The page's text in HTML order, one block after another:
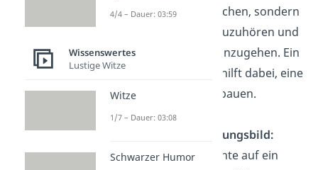
dich selbst zu sprechen, sondern
vor allem darum, zuzuhören und
auf den anderen einzugehen. Ein
offenes
Gespräch hilft dabei, eine
Verbindung aufzubauen.
Positives Erscheinungsbild:
Pflege dich und achte auf ein
4/4 – Dauer: 03:59
Wissenswertes
Lustige Witze
Witze
1/7 – Dauer: 03:08
Schwarzer Humor